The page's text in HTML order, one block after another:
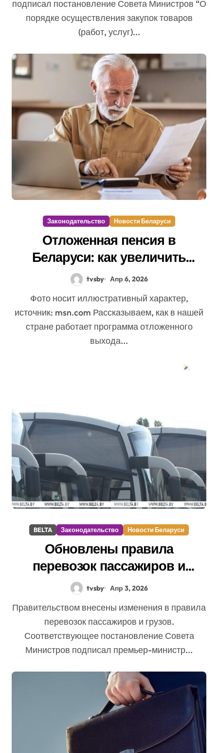
подписал постановление Совета Министров “О
порядке осуществления закупок товаров
(работ, услуг)...
Законодательство Новости Беларуси
Отложенная пенсия в
Беларуси: как увеличить
выплаты
tvsby Апр 6, 2026
Фото носит иллюстративный характер,
источник: msn.com Рассказываем, как в нашей
стране работает программа отложенного
выхода...
BELTA Законодательство Новости Беларуси
Обновлены правила
перевозок пассажиров и
грузов. Что изменилось
tvsby Апр 3, 2026
Правительством внесены изменения в правила
перевозок пассажиров и грузов.
Соответствующее постановление Совета
Министров подписал премьер-министр...